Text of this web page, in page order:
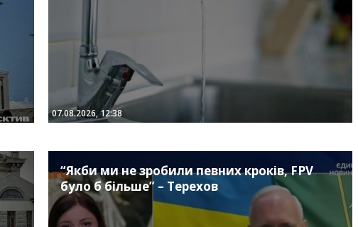
07.08.2026, 12:38
“Якби ми не зробили певних кроків, FPV
було б більше” – Терехов